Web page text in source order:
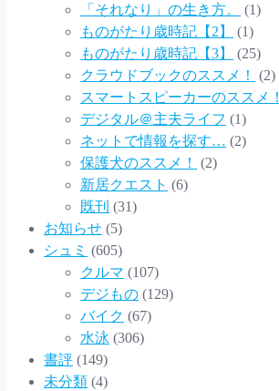
「それなり」の生き方。
(1)
ものがたり歳時記【2】
(1)
ものがたり歳時記【3】
(25)
クラウドブックのススメ！
(2)
スマートスピーカーのススメ！
デジタル＠主夫ライフ (1)
ネットで情報を探す… (2)
保護犬のススメ！
(2)
新居クエスト (6)
既刊 (31)
お知らせ (5)
シュミ (605)
クルマ (107)
デジもの (129)
バイク (67)
水泳 (306)
書評 (149)
未分類 (4)